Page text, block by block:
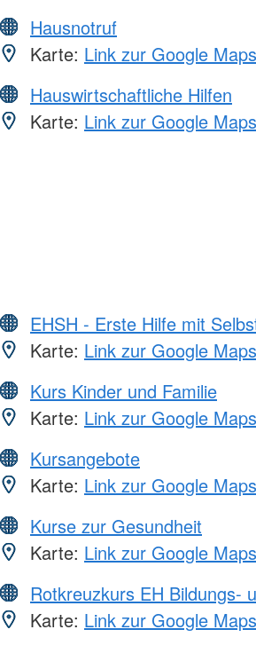
Hausnotruf
Karte: Link zur Google
Hauswirtschaftliche Hilfen
Karte: Link zur Google
EHSH - Erste Hilfe mit
Karte: Link zur Google
Kurs Kinder und Familie
Karte: Link zur Google
Kursangebote
Karte: Link zur Google
Kurse zur Gesundheit
Karte: Link zur Google
Rotkreuzkurs EH Bildungs-
Karte: Link zur Google